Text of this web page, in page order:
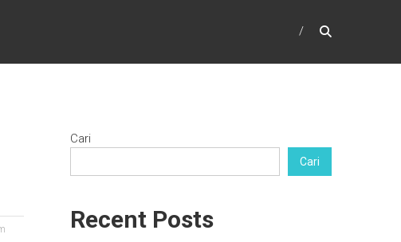
Cari
Cari
Recent Posts